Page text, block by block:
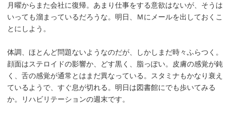
月曜からまた会社に復帰。あまり仕事をする意欲はないが、そうは
いっても溜まっているだろうな。明日、Ｍにメールを出しておくこ
とにしよう。
体調、ほとんど問題ないようなのだが、しかしまだ時々ふらつく。
顔面はステロイドの影響か、どす黒く、脂っぽい。皮膚の感覚が鈍
く、舌の感覚が通常とはまだ異なっている。スタミナもかなり衰え
ているようで、すぐ息が切れる。明日は図書館にでも歩いてみる
か。リハビリテーションの週末です。